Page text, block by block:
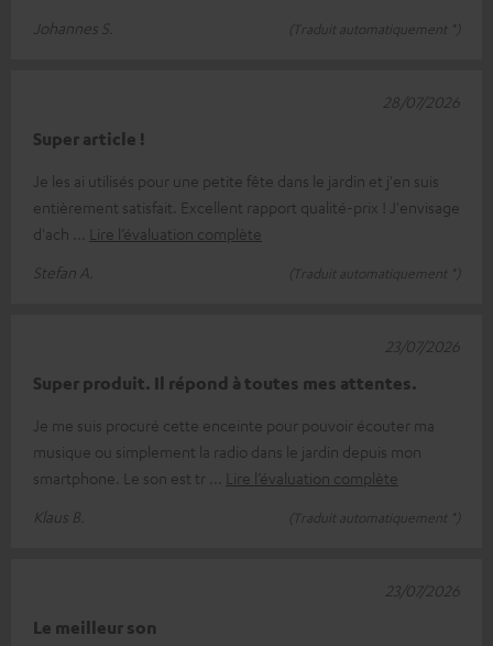
Johannes S.
(Traduit automatiquement *)
Super article !
Je les ai utilisés pour une petite fête dans le jardin et j'en suis
entièrement satisfait. Excellent rapport qualité-prix ! J'envisage
d'ach
Lire l’évaluation complète
Stefan A.
(Traduit automatiquement *)
28/07/2026
Super produit. Il répond à toutes mes attentes.
Je me suis procuré cette enceinte pour pouvoir écouter ma
musique ou simplement la radio dans le jardin depuis mon
smartphone. Le son est tr
Lire l’évaluation complète
Klaus B.
(Traduit automatiquement *)
23/07/2026
Le meilleur son
23/07/2026